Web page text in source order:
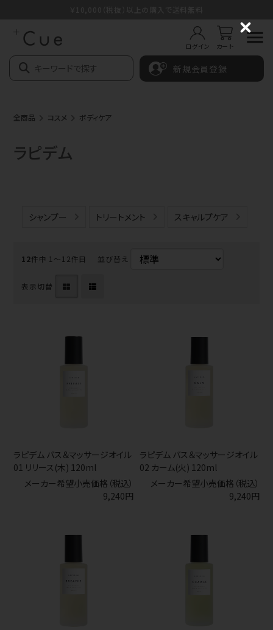
ログイン カート
新規会員登録
全商品 コスメ ボディケア
ラピデム
シャンプー トリートメント スキャルプケア
12件中 1〜12件目 並び替え
表示切替
ラピデム バス＆マッサージオイル
01 リリース(木) 120ml
メーカー希望小売価格（税込）
9,240円
ラピデム バス＆マッサージオイル
02 カーム(火) 120ml
メーカー希望小売価格（税込）
9,240円
C
l